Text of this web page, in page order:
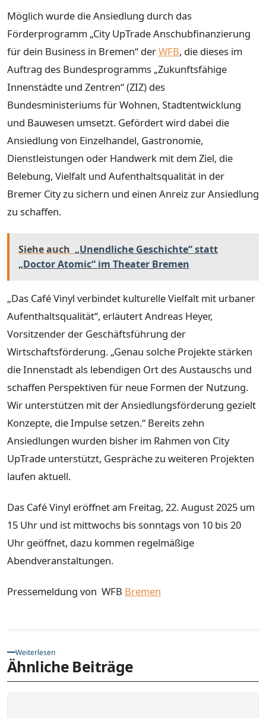
Möglich wurde die Ansiedlung durch das
Förderprogramm „City UpTrade Anschubfinanzierung
für dein Business in Bremen“ derWFB, die dieses im
Auftrag des Bundesprogramms „Zukunftsfähige
Innenstädte und Zentren“ (ZIZ) des
Bundesministeriums für Wohnen, Stadtentwicklung
und Bauwesen umsetzt. Gefördert wird dabei die
Ansiedlung von Einzelhandel, Gastronomie,
Dienstleistungen oder Handwerk mit dem Ziel, die
Belebung, Vielfalt und Aufenthaltsqualität in der
Bremer City zu sichern und einen Anreiz zur Ansiedlung
zu schaffen.
Siehe auch „Unendliche Geschichte“ statt
„Doctor Atomic“ im Theater Bremen
„Das Café Vinyl verbindet kulturelle Vielfalt mit urbaner
Aufenthaltsqualität“, erläutert Andreas Heyer,
Vorsitzender der Geschäftsführung der
Wirtschaftsförderung. „Genau solche Projekte stärken
die Innenstadt als lebendigen Ort des Austauschs und
schaffen Perspektiven für neue Formen der Nutzung.
Wir unterstützen mit der Ansiedlungsförderung gezielt
Konzepte, die Impulse setzen.“ Bereits zehn
Ansiedlungen wurden bisher im Rahmen von City
UpTrade unterstützt, Gespräche zu weiteren Projekten
laufen aktuell.
Das Café Vinyl eröffnet am Freitag, 22. August 2025 um
15 Uhr und ist mittwochs bis sonntags von 10 bis 20
Uhr geöffnet, dazu kommen regelmäßige
Abendveranstaltungen.
Pressemeldung von WFB Bremen
Weiterlesen
Ähnliche Beiträge